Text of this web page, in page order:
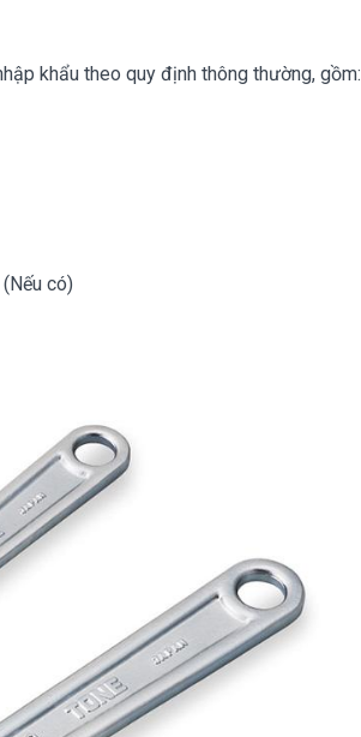
khẩu theo quy định thông thường, gồm:
có)